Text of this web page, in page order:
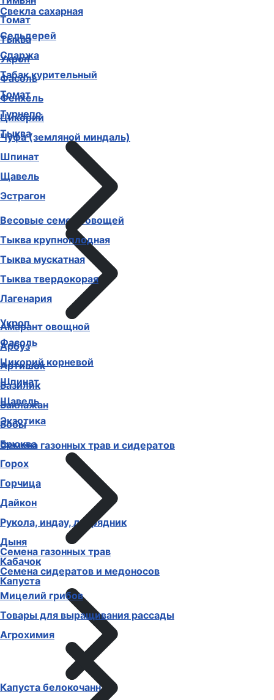
Томат
Тыква
Укроп
Фасоль
Фенхель
Цикорий
Чуфа (земляной миндаль)
Шпинат
Щавель
Эстрагон
Весовые семена овощей
Амарант овощной
Арбуз
Артишок
Базилик
Баклажан
Бобы
Брюква
Горох
Горчица
Дайкон
Рукола, индау, двурядник
Дыня
Кабачок
Капуста
Капуста белокочанная
Свекла сахарная
Сельдерей
Спаржа
Табак курительный
Томат
Турнепс
Тыква
Тыква крупноплодная
Тыква мускатная
Тыква твердокорая
Лагенария
Укроп
Фасоль
Цикорий корневой
Шпинат
Щавель
Экзотика
Семена газонных трав и сидератов
Семена газонных трав
Семена сидератов и медоносов
Мицелий грибов
Товары для выращивания рассады
Агрохимия